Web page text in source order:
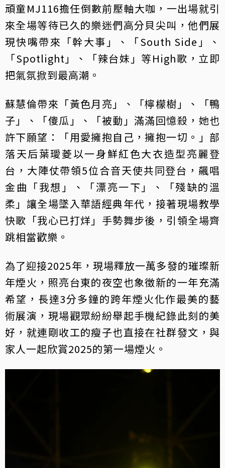
頑童MJ116擔任倒數前壓軸大咖，一出場就引
來全場等待已久的樂迷們高分貝尖叫，他們展
現快嘴帶來「幹大事」、「South Side」、
「Spotlight」、「辣台妹」等High歌，立即
把氣氛掀到最高潮。
蘇慧倫帶來「黃色月亮」、「檸檬樹」、「鴨
子」、「傻瓜」、「被動」滿滿回憶殺，她也
許下願望：「用愛擁抱自己，擁抱一切。」部
落天后葉璦菱以一身鮮紅色大衣造型亮麗登
台，大陣仗帶領5位合音天使共同登台，飆唱
金曲「我想」、「漂亮一下」、「殘缺的溫
柔」讓全場墜入華語經典年代，接著現場教學
快歌「我心已打烊」手勢舞步後，引領全場齊
跳相當歡樂。
為了迎接2025年，現場釋放一萬多發的璀璨新
年煙火，照亮台東的夜空也象徵新的一年充滿
希望，長達3分多鐘的跨年煙火化作最美的藝
術展演，現場觀眾紛紛舉起手機紀錄此刻的美
好，就連剛收工的瘦子也直接在社群發文，與
家人一起欣賞2025的第一場煙火。